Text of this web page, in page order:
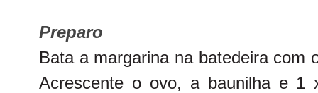
Preparo
Bata a margarina na batedeira com
Acrescente o ovo, a baunilha e 1